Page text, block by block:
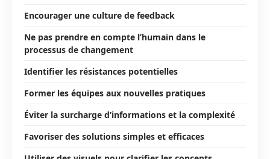
Encourager une culture de feedback
Ne pas prendre en compte l’humain dans le
processus de changement
Identifier les résistances potentielles
Former les équipes aux nouvelles pratiques
Éviter la surcharge d’informations et la complexité
Favoriser des solutions simples et efficaces